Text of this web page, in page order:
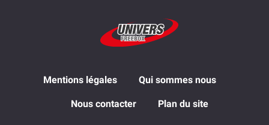
Mentions légales Qui sommes nous
Nous contacter Plan du site